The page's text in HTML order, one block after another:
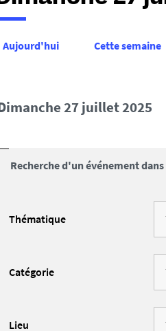
Aujourd'hui Cette semaine
dimanche 27 juillet 2025
Recherche d'un événement
Thématique
Catégorie
Lieu